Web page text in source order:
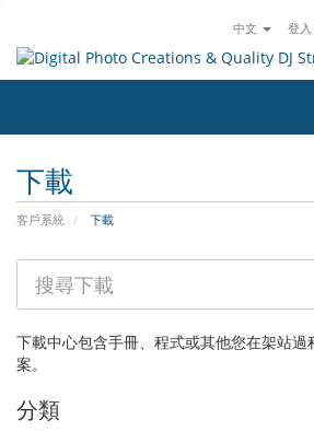
中文 登入
下載
客戶系統 下載
下載中心包含手冊、程式或其他您在架站過
案。
分類